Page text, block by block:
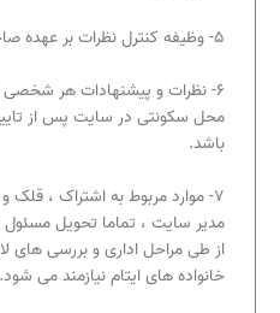
۵- وظیفه کنترل نظرات بر عهده صاحب اکانت می باشد.
۶- نظرات و پیشنهادات هر شخصی
محل سکونتی در سایت پس از
باشد.
۷- موارد مربوط به اشتراک ،
مدیر سایت ، تماما تحویل
از طی مراحل اداری و بررسی های
خانواده های ایتام نیازمند می شود.